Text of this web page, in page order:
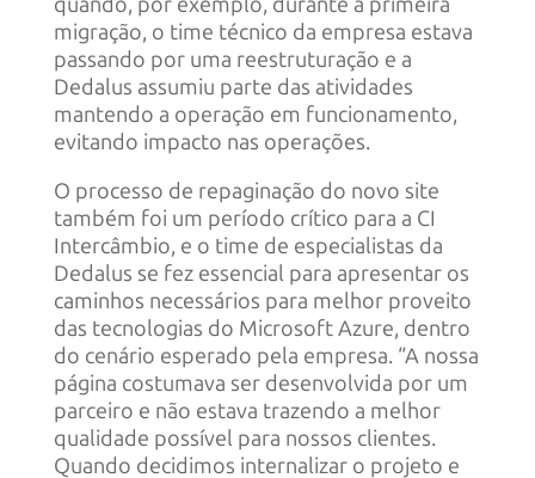
migração, o time técnico da empresa estava
passando por uma reestruturação e a
Dedalus assumiu parte das atividades
mantendo a operação em funcionamento,
evitando impacto nas operações.
O processo de repaginação do novo site
também foi um período crítico para a CI
Intercâmbio, e o time de especialistas da
Dedalus se fez essencial para apresentar os
caminhos necessários para melhor proveito
das tecnologias do Microsoft Azure, dentro
do cenário esperado pela empresa. “A nossa
página costumava ser desenvolvida por um
parceiro e não estava trazendo a melhor
qualidade possível para nossos clientes.
Quando decidimos internalizar o projeto e